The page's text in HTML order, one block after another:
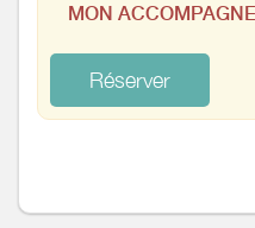
MON
Réserver